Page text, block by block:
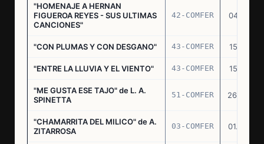
"HOMENAJE A HERNAN
FIGUEROA REYES - SUS ULTIMAS
CANCIONES"
42-COMFER 04.11.76
"CON PLUMAS Y CON DESGANO" 43-COMFER 15.11.76
"ENTRE LA LLUVIA Y EL VIENTO" 43-COMFER 15.11.76
"ME GUSTA ESE TAJO" de L. A.
SPINETTA
51-COMFER 26.12.76
"CHAMARRITA DEL MILICO" de A.
ZITARROSA
03-COMFER 01.02.77